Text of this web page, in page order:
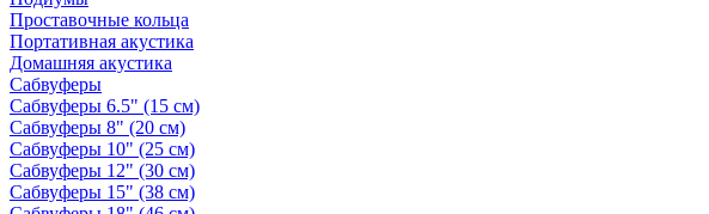
Проставочные кольца
Портативная акустика
Домашняя акустика
Сабвуферы
Сабвуферы 6.5" (15 см)
Сабвуферы 8" (20 см)
Сабвуферы 10" (25 см)
Сабвуферы 12" (30 см)
Сабвуферы 15" (38 см)